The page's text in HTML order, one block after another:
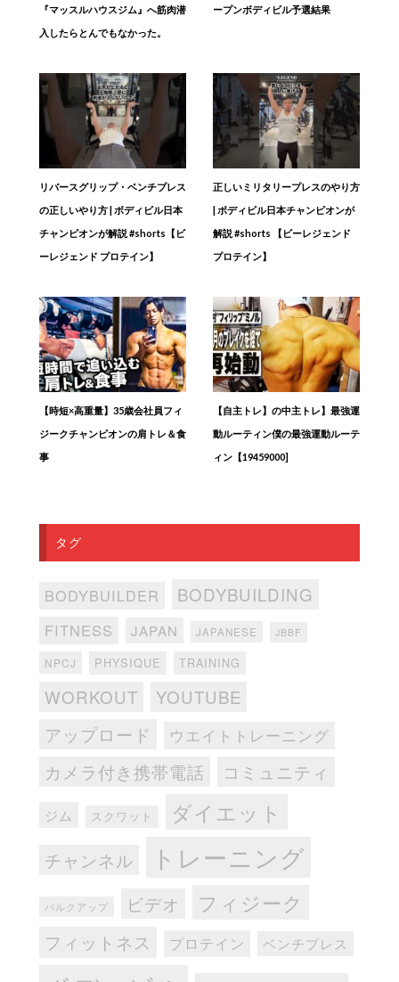
『マッスルハウスジム』へ筋肉潜
入したらとんでもなかった。
ープンボディビル予選結果
リバースグリップ・ベンチプレス
の正しいやり方 | ボディビル日本
チャンピオンが解説 #shorts【ビ
ーレジェンド プロテイン】
正しいミリタリープレスのやり方
| ボディビル日本チャンピオンが
解説 #shorts 【ビーレジェンド
プロテイン】
【時短×高重量】35歳会社員フィ
ジークチャンピオンの肩トレ＆食
事
【自主トレ】の中主トレ】最強運
動ルーティン僕の最強運動ルーテ
ィン【19459000]
タグ
BODYBUILDER BODYBUILDING
FITNESS JAPAN JAPANESE JBBF
NPCJ PHYSIQUE TRAINING
WORKOUT
YOUTUBE
アップロード
ウエイトトレーニング
カメラ付き携帯電話 コミュニティ
ジム スクワット ダイエット
チャンネル トレーニング
バルクアップ ビデオ フィジーク
フィットネス プロテイン ベンチプレス